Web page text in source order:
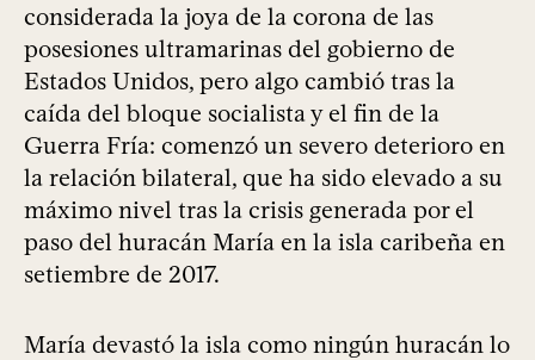
considerada la joya de la corona de las
posesiones ultramarinas del gobierno de
Estados Unidos, pero algo cambió tras la
caída del bloque socialista y el fin de la
Guerra Fría: comenzó un severo deterioro en
la relación bilateral, que ha sido elevado a su
máximo nivel tras la crisis generada por el
paso del huracán María en la isla caribeña en
setiembre de 2017.
María devastó la isla como ningún huracán lo